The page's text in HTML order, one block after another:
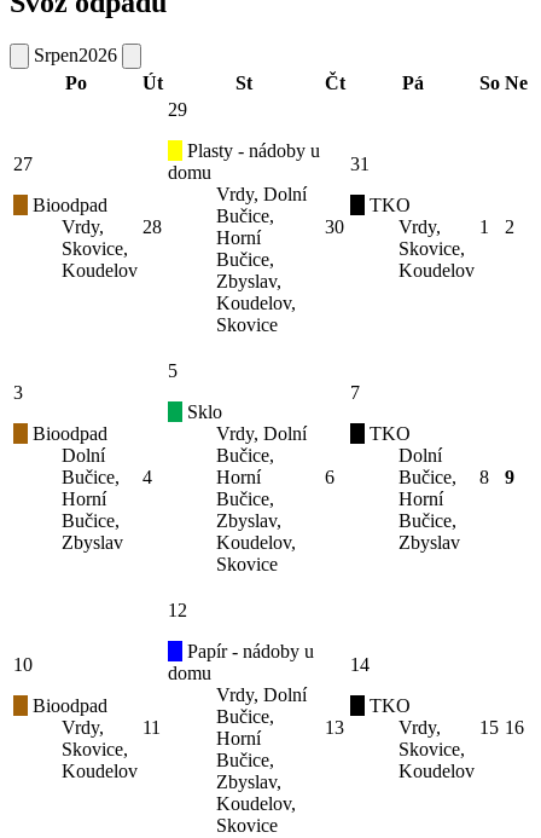
Srpen2026
Po
Út St Čt Pá So Ne
27
Bioodpad
Vrdy,
Skovice,
Koudelov
28
29
Plasty - nádoby u
domu
Vrdy, Dolní
Bučice,
Horní
Bučice,
Zbyslav,
Koudelov,
Skovice
30
31
TKO
Vrdy,
Skovice,
Koudelov
1 2
3
Bioodpad
Dolní
Bučice,
Horní
Bučice,
Zbyslav
4
5
Sklo
Vrdy, Dolní
Bučice,
Horní
Bučice,
Zbyslav,
Koudelov,
Skovice
6
7
TKO
Dolní
Bučice,
Horní
Bučice,
Zbyslav
8 9
10
Bioodpad
Vrdy,
Skovice,
Koudelov
11
12
Papír - nádoby u
domu
Vrdy, Dolní
Bučice,
Horní
Bučice,
Zbyslav,
Koudelov,
Skovice
13
14
TKO
Vrdy,
Skovice,
Koudelov
15 16